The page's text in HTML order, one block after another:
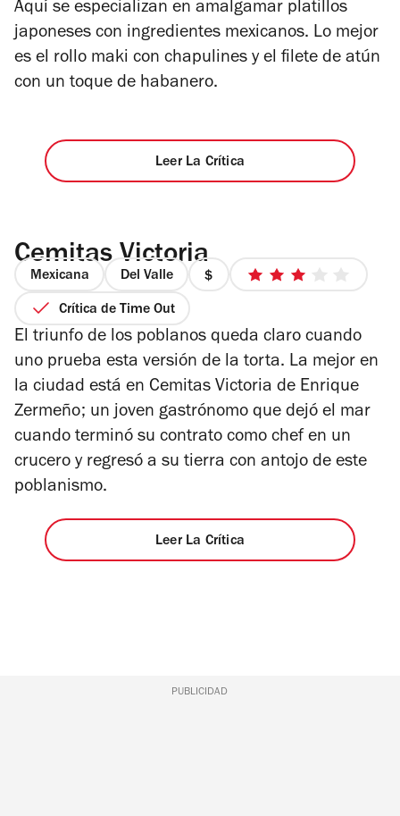
Aquí se especializan en amalgamar platillos
japoneses con ingredientes mexicanos. Lo mejor
es el rollo maki con chapulines y el filete de atún
con un toque de habanero.
Leer La Crítica
Cemitas Victoria
Mexicana Del Valle
precio
3
Crítica de Time Out
El triunfo de los poblanos queda claro cuando
uno prueba esta versión de la torta. La mejor en
la ciudad está en Cemitas Victoria de Enrique
Zermeño; un joven gastrónomo que dejó el mar
cuando terminó su contrato como chef en un
crucero y regresó a su tierra con antojo de este
poblanismo.
Leer La Crítica
PUBLICIDAD